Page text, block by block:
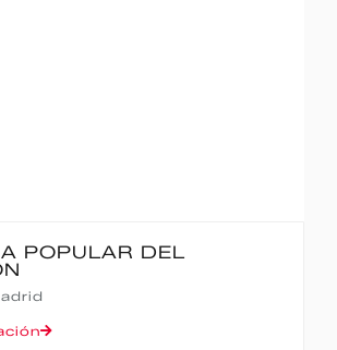
MADRID CORRE POR
– 10K
Madrid